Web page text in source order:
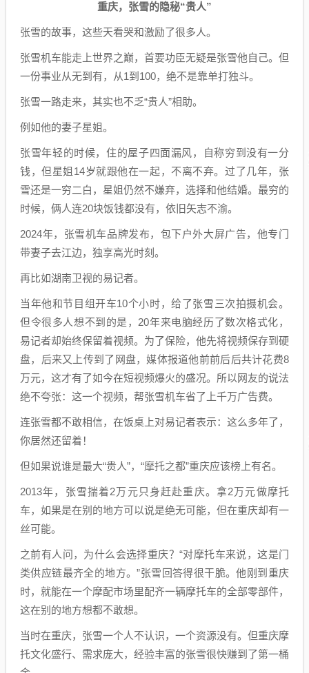
重庆，张雪的隐秘“贵人”
张雪的故事，这些天看哭和激励了很多人。
张雪机车能走上世界之巅，首要功臣无疑是张雪他自己。但
一份事业从无到有，从1到100，绝不是靠单打独斗。
张雪一路走来，其实也不乏“贵人”相助。
例如他的妻子星姐。
张雪年轻的时候，住的屋子四面漏风，自称穷到没有一分
钱，但星姐14岁就跟他在一起，不离不弃。过了几年，张
雪还是一穷二白，星姐仍然不嫌弃，选择和他结婚。最穷的
时候，俩人连20块饭钱都没有，依旧矢志不渝。
2024年，张雪机车品牌发布，包下户外大屏广告，他专门
带妻子去江边，独享高光时刻。
再比如湖南卫视的易记者。
当年他和节目组开车10个小时，给了张雪三次拍摄机会。
但令很多人想不到的是，20年来电脑经历了数次格式化，
易记者却始终保留着视频。为了保险，他先将视频保存到硬
盘，后来又上传到了网盘，媒体报道他前前后后共计花费8
万元，这才有了如今在短视频爆火的盛况。所以网友的说法
绝不夸张：这一个视频，帮张雪机车省了上千万广告费。
连张雪都不敢相信，在饭桌上对易记者表示：这么多年了，
你居然还留着！
但如果说谁是最大“贵人”，“摩托之都”重庆应该榜上有名。
2013年，张雪揣着2万元只身赶赴重庆。拿2万元做摩托
车，如果是在别的地方可以说是绝无可能，但在重庆却有一
丝可能。
之前有人问，为什么会选择重庆？“对摩托车来说，这是门
类供应链最齐全的地方。”张雪回答得很干脆。他刚到重庆
时，就能在一个摩配市场里配齐一辆摩托车的全部零部件，
这在别的地方想都不敢想。
当时在重庆，张雪一个人不认识，一个资源没有。但重庆摩
托文化盛行、需求庞大，经验丰富的张雪很快赚到了第一桶